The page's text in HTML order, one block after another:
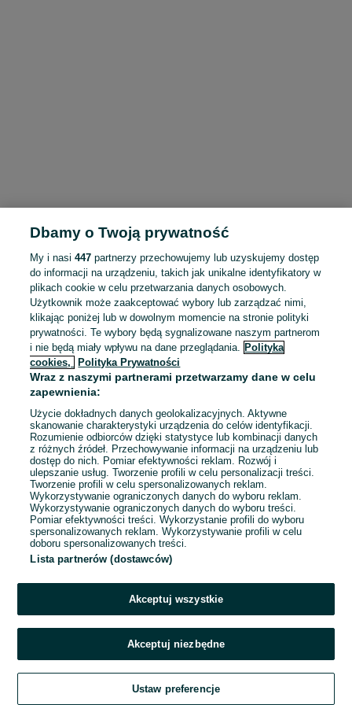
To ogłoszenie nie jest już dostępne
Przejdź na stronę główną
Dbamy o Twoją prywatność
My i nasi447 partnerzy przechowujemy lub uzyskujemy dostęp
do informacji na urządzeniu, takich jak unikalne identyfikatory w
plikach cookie w celu przetwarzania danych osobowych.
Użytkownik może zaakceptować wybory lub zarządzać nimi,
klikając poniżej lub w dowolnym momencie na stronie polityki
prywatności. Te wybory będą sygnalizowane naszym partnerom
i nie będą miały wpływu na dane przeglądania. Polityka
cookies,
Polityka Prywatności
Wraz z naszymi partnerami przetwarzamy dane w celu
zapewnienia:
Użycie dokładnych danych geolokalizacyjnych. Aktywne
skanowanie charakterystyki urządzenia do celów identyfikacji.
Rozumienie odbiorców dzięki statystyce lub kombinacji danych
z różnych źródeł. Przechowywanie informacji na urządzeniu lub
dostęp do nich. Pomiar efektywności reklam. Rozwój i
ulepszanie usług. Tworzenie profili w celu personalizacji treści.
Tworzenie profili w celu spersonalizowanych reklam.
Wykorzystywanie ograniczonych danych do wyboru reklam.
Wykorzystywanie ograniczonych danych do wyboru treści.
Pomiar efektywności treści. Wykorzystanie profili do wyboru
spersonalizowanych reklam. Wykorzystywanie profili w celu
doboru spersonalizowanych treści.
Lista partnerów (dostawców)
Akceptuj wszystkie
Akceptuj niezbędne
Ustaw preferencje